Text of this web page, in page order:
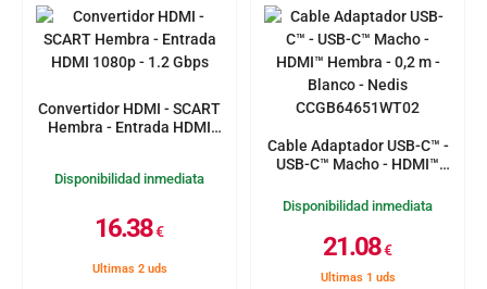
Convertidor HDMI - SCART
Hembra - Entrada HDMI
Disponibilidad inmediata
16.38€
Ultimas 2 uds
Cable Adaptador USB-C™ -
USB-C™ Macho - HDMI™
Nedis CCGB64651WT02
Disponibilidad inmediata
21.08€
Ultimas 1 uds